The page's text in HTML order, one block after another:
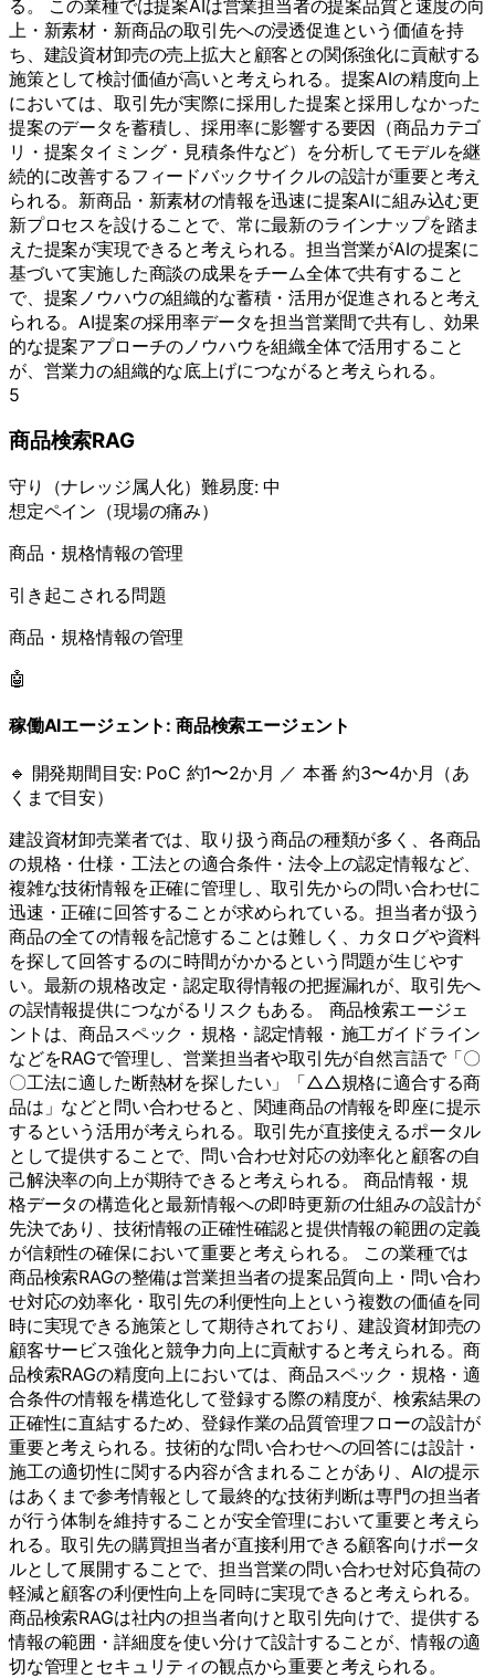
る。 この業種では提案AIは営業担当者の提案品質と速度の向
上・新素材・新商品の取引先への浸透促進という価値を持
ち、建設資材卸売の売上拡大と顧客との関係強化に貢献する
施策として検討価値が高いと考えられる。提案AIの精度向上
においては、取引先が実際に採用した提案と採用しなかった
提案のデータを蓄積し、採用率に影響する要因（商品カテゴ
リ・提案タイミング・見積条件など）を分析してモデルを継
続的に改善するフィードバックサイクルの設計が重要と考え
られる。新商品・新素材の情報を迅速に提案AIに組み込む更
新プロセスを設けることで、常に最新のラインナップを踏ま
えた提案が実現できると考えられる。担当営業がAIの提案に
基づいて実施した商談の成果をチーム全体で共有すること
で、提案ノウハウの組織的な蓄積・活用が促進されると考え
られる。AI提案の採用率データを担当営業間で共有し、効果
的な提案アプローチのノウハウを組織全体で活用すること
が、営業力の組織的な底上げにつながると考えられる。
5
商品検索RAG
守り （ナレッジ属人化）難易度:中
想定ペイン（現場の痛み）
商品・規格情報の管理
引き起こされる問題
商品・規格情報の管理
🤖
稼働AIエージェント: 商品検索エージェント
🔹 開発期間目安: PoC 約1〜2か月 ／ 本番 約3〜4か月（あ
くまで目安）
建設資材卸売業者では、取り扱う商品の種類が多く、各商品
の規格・仕様・工法との適合条件・法令上の認定情報など、
複雑な技術情報を正確に管理し、取引先からの問い合わせに
迅速・正確に回答することが求められている。担当者が扱う
商品の全ての情報を記憶することは難しく、カタログや資料
を探して回答するのに時間がかかるという問題が生じやす
い。最新の規格改定・認定取得情報の把握漏れが、取引先へ
の誤情報提供につながるリスクもある。 商品検索エージェ
ントは、商品スペック・規格・認定情報・施工ガイドライン
などをRAGで管理し、営業担当者や取引先が自然言語で「〇
〇工法に適した断熱材を探したい」「△△規格に適合する商
品は」などと問い合わせると、関連商品の情報を即座に提示
するという活用が考えられる。取引先が直接使えるポータル
として提供することで、問い合わせ対応の効率化と顧客の自
己解決率の向上が期待できると考えられる。 商品情報・規
格データの構造化と最新情報への即時更新の仕組みの設計が
先決であり、技術情報の正確性確認と提供情報の範囲の定義
が信頼性の確保において重要と考えられる。 この業種では
商品検索RAGの整備は営業担当者の提案品質向上・問い合わ
せ対応の効率化・取引先の利便性向上という複数の価値を同
時に実現できる施策として期待されており、建設資材卸売の
顧客サービス強化と競争力向上に貢献すると考えられる。商
品検索RAGの精度向上においては、商品スペック・規格・適
合条件の情報を構造化して登録する際の精度が、検索結果の
正確性に直結するため、登録作業の品質管理フローの設計が
重要と考えられる。技術的な問い合わせへの回答には設計・
施工の適切性に関する内容が含まれることがあり、AIの提示
はあくまで参考情報として最終的な技術判断は専門の担当者
が行う体制を維持することが安全管理において重要と考えら
れる。取引先の購買担当者が直接利用できる顧客向けポータ
ルとして展開することで、担当営業の問い合わせ対応負荷の
軽減と顧客の利便性向上を同時に実現できると考えられる。
商品検索RAGは社内の担当者向けと取引先向けで、提供する
情報の範囲・詳細度を使い分けて設計することが、情報の適
切な管理とセキュリティの観点から重要と考えられる。